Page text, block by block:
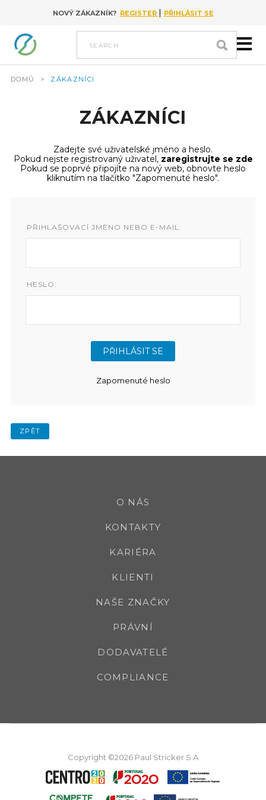
Go to content
NOVÝ ZÁKAZNÍK? REGISTER | PŘIHLÁSIT SE
search
DOMŮ > ZÁKAZNÍCI
ZÁKAZNÍCI
Zadejte své uživatelské jméno a heslo.
Pokud nejste registrovaný uživatel, zaregistrujte se zde
Pokud se poprvé připojíte na nový web, obnovte heslo
kliknutím na tlačítko "Zapomenuté heslo".
PŘIHLAŠOVACÍ JMÉNO NEBO E-MAIL:
HESLO:
Zapomenuté heslo
ZPĚT
O NÁS
KONTAKTY
KARIÉRA
KLIENTI
NAŠE ZNAČKY
PRÁVNÍ
DODAVATELÉ
COMPLIANCE
Copyright ©2026 Paul Stricker S.A